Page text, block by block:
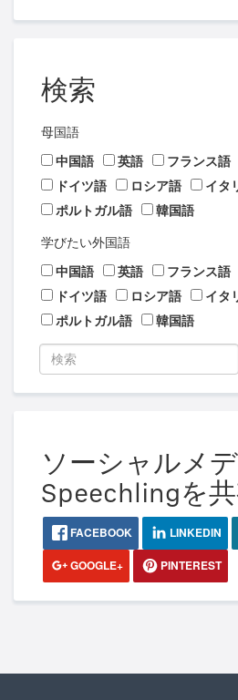
検索
母国語
中国語
英語 フランス語
ドイツ語
ロシア語 イタ
ポルトガル語
韓国語
学びたい外国語
中国語
英語 フランス語
ドイツ語
ロシア語 イタ
ポルトガル語
韓国語
ソーシャルメ
Speechlingを
FACEBOOK LINKEDIN
GOOGLE+
PINTEREST